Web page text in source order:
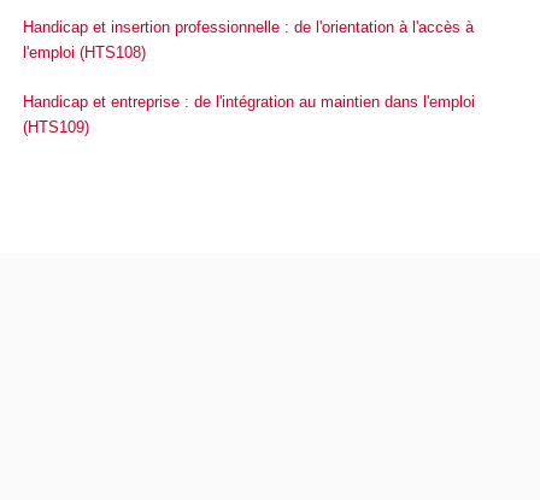
Handicap et insertion professionnelle : de l'orientation à l'accès à
l'emploi (HTS108)
Handicap et entreprise : de l'intégration au maintien dans l'emploi
(HTS109)